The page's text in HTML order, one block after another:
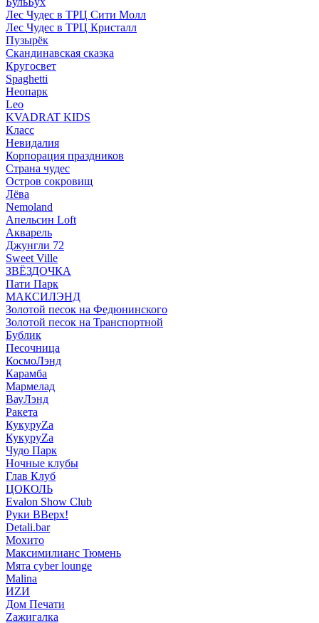
Лес Чудес в ТРЦ Сити Молл
Лес Чудес в ТРЦ Кристалл
Пузырëк
Скандинавская сказка
Кругосвет
Spaghetti
Неопарк
Leo
KVADRAT KIDS
Класс
Невидалия
Корпорация праздников
Страна чудес
Остров сокровищ
Лёва
Nemoland
Апельсин Loft
Акварель
Джунгли 72
Sweet Ville
ЗВЁЗДОЧКА
Пати Парк
МАКСИЛЭНД
Золотой песок на Федюнинского
Золотой песок на Транспортной
Бублик
Песочница
КосмоЛэнд
Карамба
Мармелад
ВауЛэнд
Ракета
КукуруZа
КукуруZа
Чудо Парк
Ночные клубы
Глав Клуб
ЦОКОЛЬ
Evalon Show Club
Руки ВВерх!
Detali.bar
Мохито
Максимилианс Тюмень
Мята cyber lounge
Malina
ИZИ
Дом Печати
Zажигалка